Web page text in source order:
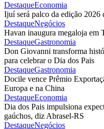
DestaqueEconomia
Ijuí será palco da edição
DestaqueNegócios
Havan inaugura megaloja em
DestaqueGastronomia
Don Giovanni transforma
para celebrar o Dia dos Pais
DestaqueGastronomia
Docile vence Prêmio
Europa e na China
DestaqueEconomia
Dia dos Pais impulsiona
gaúchos, diz Abrasel-RS
DestaqueNegócios